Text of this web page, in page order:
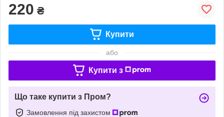
220 ₴
Купити
або
Купити з
Що таке купити з Пром?
Замовлення під захистом